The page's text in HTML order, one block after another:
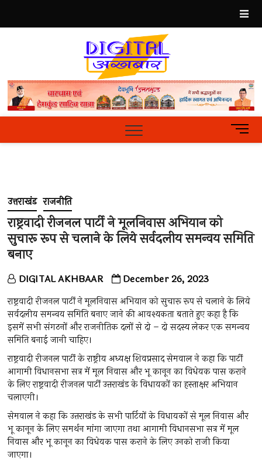
content
Hindi
News
PortalM
e
o
n
उत्तराखंड राजनीति
राष्ट्रवादी रीजनल पार्टी ने मूलनिवास अभियान को
सुचारू रूप से चलाने के लिये सर्वदलीय समन्वय समिति
बनाए
DIGITAL AKHBAAR December 26, 2023
राष्ट्रवादी रीजनल पार्टी ने मूलनिवास अभियान को सुचारू रूप से चलाने के लिये
सर्वदलीय समन्वय समिति बनाए जाने की आवश्यकता बताते हुए कहा है कि
इसमें सभी संगठनों और राजनीतिक दलों से दो – दो सदस्य लेकर एक समन्वय
समिति बनाई जानी चाहिए।
राष्ट्रवादी रीजनल पार्टी के राष्ट्रीय अध्यक्ष शिवप्रसाद सेमवाल ने कहा कि पार्टी
आगामी विधानसभा सत्र में मूल निवास और भू कानून का विधेयक पास कराने
के लिए राष्ट्रवादी रीजनल पार्टी उत्तराखंड के विधायकों का हस्ताक्षर अभियान
चलाएगी।
सेमवाल ने कहा कि उत्तराखंड के सभी पार्टियों के विधायकों से मूल निवास और
भू कानून के लिए समर्थन मांगा जाएगा तथा आगामी विधानसभा सत्र में मूल
निवास और भू कानून का विधेयक पास कराने के लिए उनको राजी किया
जाएगा।